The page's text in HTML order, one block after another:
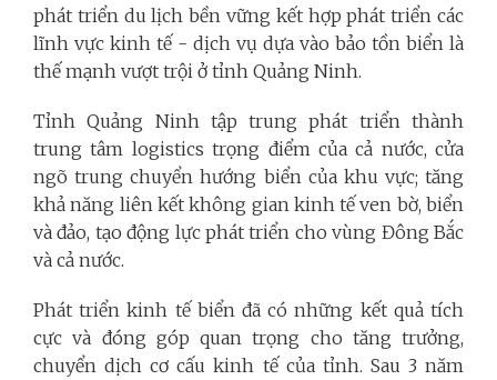
phát triển du lịch bền vững kết hợp phát triển các
lĩnh vực kinh tế - dịch vụ dựa vào bảo tồn biển là
thế mạnh vượt trội ở tỉnh Quảng Ninh.
Tỉnh Quảng Ninh tập trung phát triển thành
trung tâm logistics trọng điểm của cả nước, cửa
ngõ trung chuyển hướng biển của khu vực; tăng
khả năng liên kết không gian kinh tế ven bờ, biển
và đảo, tạo động lực phát triển cho vùng Đông Bắc
và cả nước.
Phát triển kinh tế biển đã có những kết quả tích
cực và đóng góp quan trọng cho tăng trưởng,
chuyển dịch cơ cấu kinh tế của tỉnh. Sau 3 năm